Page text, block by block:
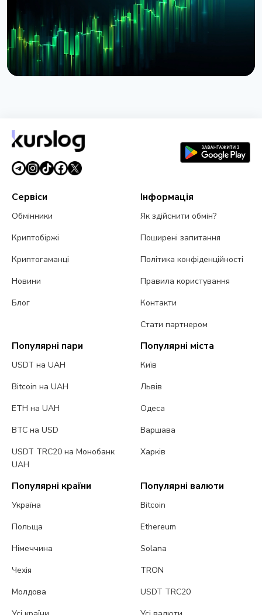
3 серпня 2026 р.5 хв читання
Сервіси
Обмінники
Криптобіржі
Криптогаманці
Новини
Блог
Інформація
Як здійснити обмін?
Поширені запитання
Політика конфіденційності
Правила користування
Контакти
Стати партнером
Популярні пари
USDT на UAH
Bitcoin на UAH
ETH на UAH
BTC на USD
USDT TRC20 на Монобанк
UAH
Популярні міста
Київ
Львів
Одеса
Варшава
Харків
Популярні країни
Україна
Польща
Німеччина
Чехія
Молдова
Популярні валюти
Bitcoin
Ethereum
Solana
TRON
USDT TRC20